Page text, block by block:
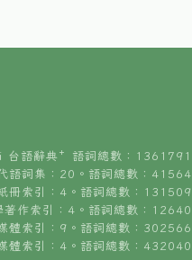
台語辭典⁺ 語詞總數：1361791
語詞集：20。語詞總數：41564
冊索引：4。語詞總數：131509
著作索引：4。語詞總數：12640
體索引：9。語詞總數：302566
體索引：4。語詞總數：432040